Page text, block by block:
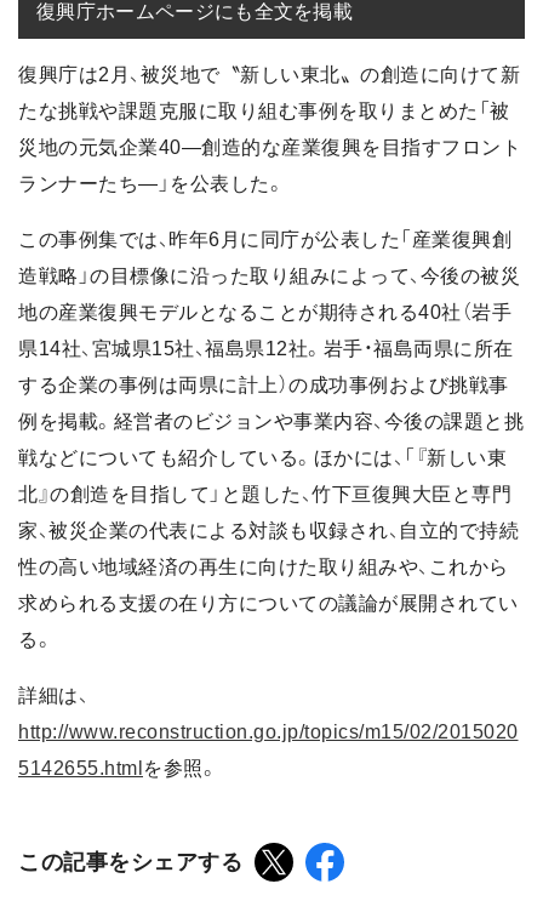
復興庁ホームページにも全文を掲載
復興庁は2月、被災地で〝新しい東北〟の創造に向けて新
たな挑戦や課題克服に取り組む事例を取りまとめた「被
災地の元気企業40―創造的な産業復興を目指すフロント
ランナーたち―」を公表した。
この事例集では、昨年6月に同庁が公表した「産業復興創
造戦略」の目標像に沿った取り組みによって、今後の被災
地の産業復興モデルとなることが期待される40社（岩手
県14社、宮城県15社、福島県12社。岩手・福島両県に所在
する企業の事例は両県に計上）の成功事例および挑戦事
例を掲載。経営者のビジョンや事業内容、今後の課題と挑
戦などについても紹介している。ほかには、「『新しい東
北』の創造を目指して」と題した、竹下亘復興大臣と専門
家、被災企業の代表による対談も収録され、自立的で持続
性の高い地域経済の再生に向けた取り組みや、これから
求められる支援の在り方についての議論が展開されてい
る。
詳細は、
http://www.reconstruction.go.jp/topics/m15/02/2015020
5142655.html を参照。
この記事をシェアする